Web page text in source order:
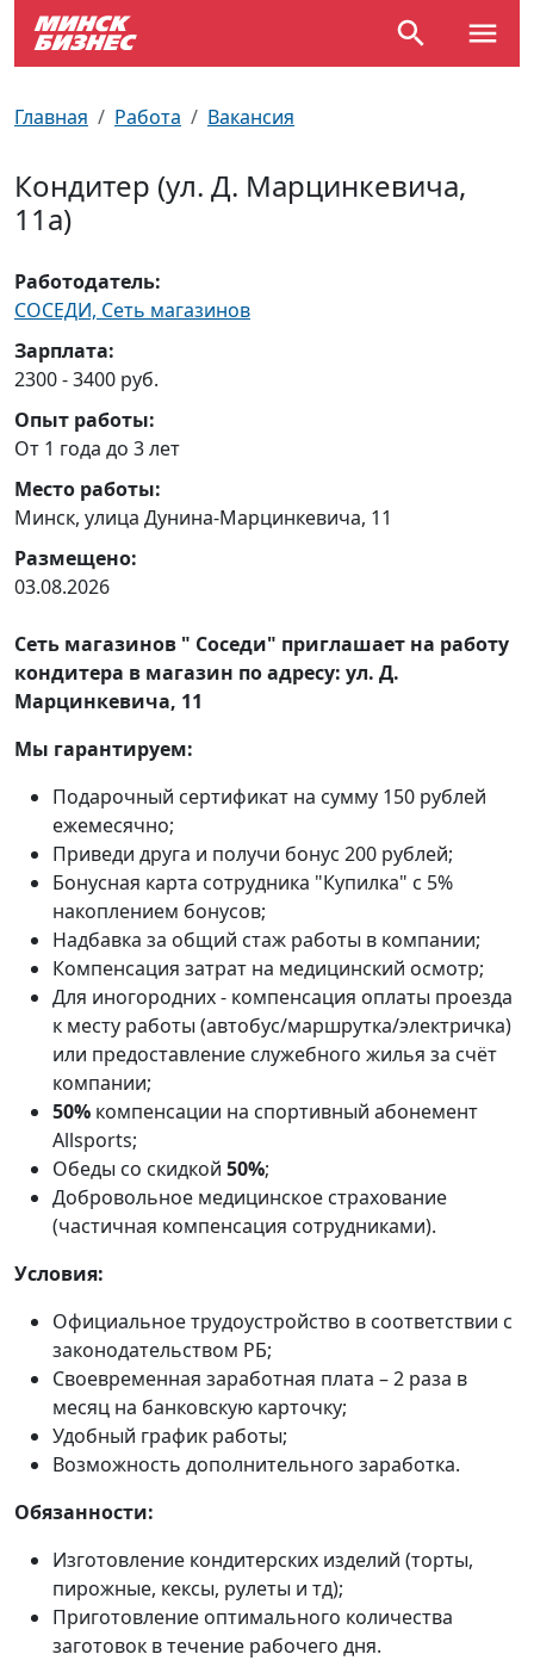
Главная Работа Вакансия
Кондитер (ул. Д. Марцинкевича,
11а)
Работодатель:
СОСЕДИ, Сеть магазинов
Зарплата:
2300 - 3400 руб.
Опыт работы:
От 1 года до 3 лет
Место работы:
Минск, улица Дунина-Марцинкевича, 11
Размещено:
03.08.2026
Сеть магазинов " Соседи" приглашает на работу
кондитера в магазин по адресу: ул. Д.
Марцинкевича, 11
Мы гарантируем:
Подарочный сертификат на сумму 150 рублей
ежемесячно;
Приведи друга и получи бонус 200 рублей;
Бонусная карта сотрудника "Купилка" с 5%
накоплением бонусов;
Надбавка за общий стаж работы в компании;
Компенсация затрат на медицинский осмотр;
Для иногородних - компенсация оплаты проезда
к месту работы (автобус/маршрутка/электричка)
или предоставление служебного жилья за счёт
компании;
50% компенсации на спортивный абонемент
Аllsports;
Обеды со скидкой 50%;
Добровольное медицинское страхование
(частичная компенсация сотрудниками).
Условия:
Официальное трудоустройство в соответствии с
законодательством РБ;
Своевременная заработная плата – 2 раза в
месяц на банковскую карточку;
Удобный график работы;
Возможность дополнительного заработка.
Обязанности:
Изготовление кондитерских изделий (торты,
пирожные, кексы, рулеты и тд);
Приготовление оптимального количества
заготовок в течение рабочего дня.
Возле метро
Почтовые индексы
Улицы Минска
Документы для ЗАГСа
Схема метро
Пробки на дорогах